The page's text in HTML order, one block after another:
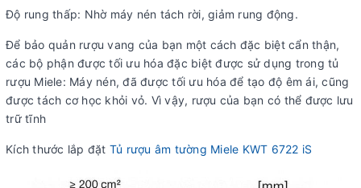
Độ rung thấp: Nhờ máy nén tách rời, giảm rung động.
Để bảo quản rượu vang của bạn một cách đặc biệt cẩn thận,
các bộ phận được tối ưu hóa đặc biệt được sử dụng trong tủ
rượu Miele: Máy nén, đã được tối ưu hóa để tạo độ êm ái, cũng
được tách cơ học khỏi vỏ. Vì vậy, rượu của bạn có thể được lưu
trữ tĩnh
Kích thước lắp đặt Tủ rượu âm tường Miele KWT 6722 iS